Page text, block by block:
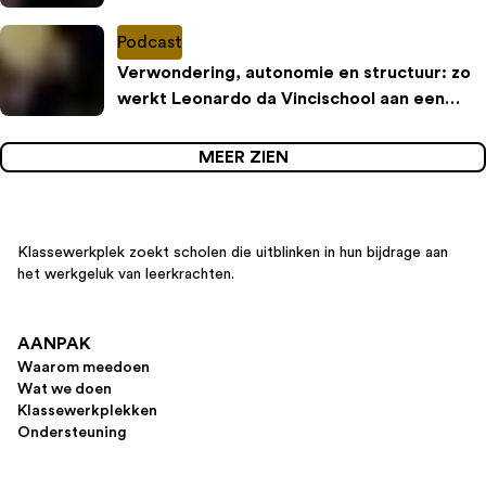
Podcast
Verwondering, autonomie en structuur: zo
werkt Leonardo da Vincischool aan een
MEER ZIEN
Klassewerkplek zoekt scholen die uitblinken in hun bijdrage aan
het werkgeluk van leerkrachten.
AANPAK
Waarom meedoen
Wat we doen
Klassewerkplekken
Ondersteuning